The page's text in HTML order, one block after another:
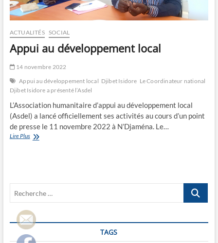
ACTUALITÉS SOCIAL
Appui au développement local
14 novembre 2022
Appui au développement local Djibet Isidore Le Coordinateur national
Djibet Isidore a présenté l’Asdel
L’Association humanitaire d’appui au développement local
(Asdel) a lancé officiellement ses activités au cours d’un point
de presse le 11 novembre 2022 à N’Djaména. Le…
Lire PlusAppui
Recherche
TAGS